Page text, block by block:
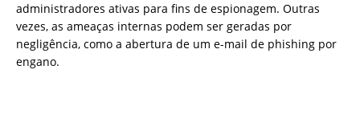
administradores ativas para fins de espionagem. Outras
vezes, as ameaças internas podem ser geradas por
negligência, como a abertura de um e-mail de phishing por
engano.